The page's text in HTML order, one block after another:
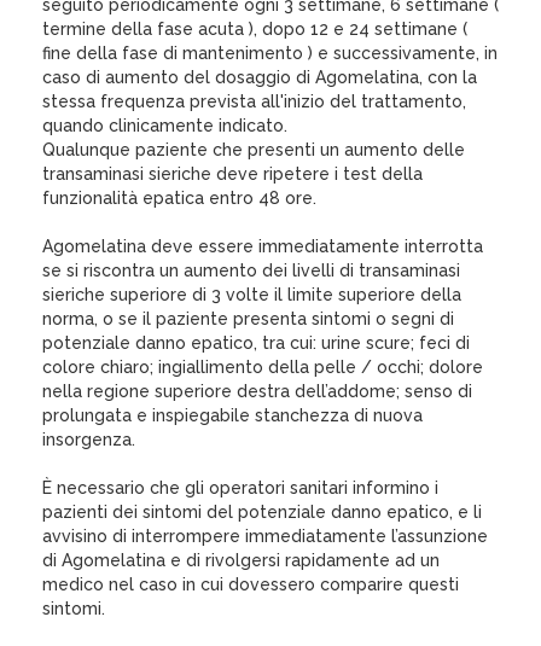
seguito periodicamente ogni 3 settimane, 6 settimane (
termine della fase acuta ), dopo 12 e 24 settimane (
fine della fase di mantenimento ) e successivamente, in
caso di aumento del dosaggio di Agomelatina, con la
stessa frequenza prevista all'inizio del trattamento,
quando clinicamente indicato.
Qualunque paziente che presenti un aumento delle
transaminasi sieriche deve ripetere i test della
funzionalità epatica entro 48 ore.
Agomelatina deve essere immediatamente interrotta
se si riscontra un aumento dei livelli di transaminasi
sieriche superiore di 3 volte il limite superiore della
norma, o se il paziente presenta sintomi o segni di
potenziale danno epatico, tra cui: urine scure; feci di
colore chiaro; ingiallimento della pelle / occhi; dolore
nella regione superiore destra dell’addome; senso di
prolungata e inspiegabile stanchezza di nuova
insorgenza.
È necessario che gli operatori sanitari informino i
pazienti dei sintomi del potenziale danno epatico, e li
avvisino di interrompere immediatamente l’assunzione
di Agomelatina e di rivolgersi rapidamente ad un
medico nel caso in cui dovessero comparire questi
sintomi.